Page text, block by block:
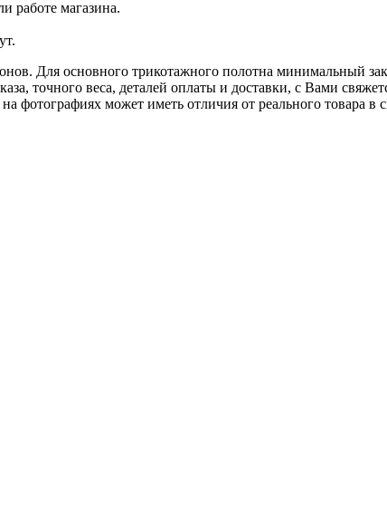
работе магазина.
Для основного трикотажного полотна минимальный
точного веса, деталей оплаты и доставки, с Вами
фотографиях может иметь отличия от реального товара